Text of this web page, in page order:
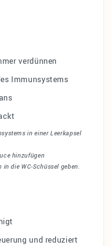
verdünnen
Immunsystems
in einer Leerkapsel
hinzufügen
die WC-Schüssel geben.
und reduziert